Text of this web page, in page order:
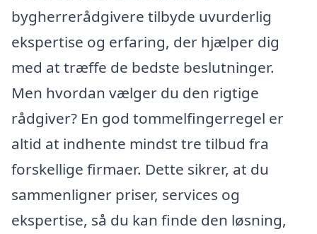
bygherrerådgivere tilbyde uvurderlig
ekspertise og erfaring, der hjælper dig
med at træffe de bedste beslutninger.
Men hvordan vælger du den rigtige
rådgiver? En god tommelfingerregel er
altid at indhente mindst tre tilbud fra
forskellige firmaer. Dette sikrer, at du
sammenligner priser, services og
ekspertise, så du kan finde den løsning,